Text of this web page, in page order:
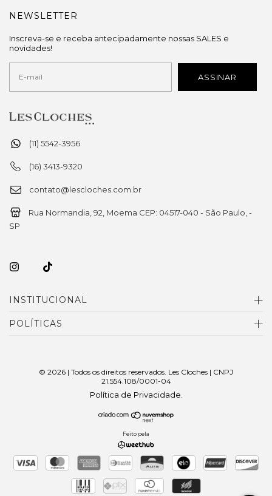
(11) 5542-3956
(16) 3413-9320
contato@lescloches.com.br
Rua Normandia, 92, Moema CEP: 04517-040 - São Paulo, -
SP
INSTITUCIONAL
POLÍTICAS
NEWSLETTER
Inscreva-se e receba antecipadamente nossas SALES e
novidades!
© 2026 | Todos os direitos reservados. Les Cloches | CNPJ
21.554.108/0001-04
Política de Privacidade.
Feito pela